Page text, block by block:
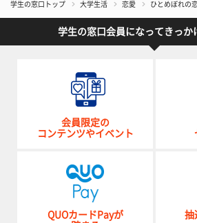
学生の窓口トップ 大学生活 恋愛 ひとめぼれの
学生の窓口会員になってきっか
会員限定の
コンテンツやイベント
QUOカードPayが
抽